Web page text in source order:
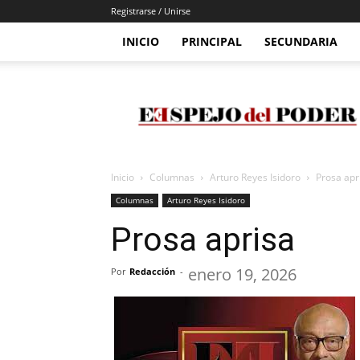
Registrarse / Unirse
INICIO PRINCIPAL SECUNDARIA
Del
Poder
Inicio Columnas Arturo Reyes Isidoro Prosa
Columnas Arturo Reyes Isidoro
Prosa aprisa
Por Redacción - enero 19, 2026